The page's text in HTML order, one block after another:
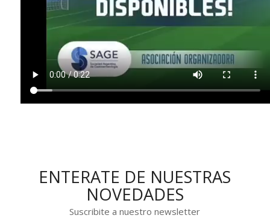
ENTERATE DE NUESTRAS
NOVEDADES
Suscribite a nuestro newsletter